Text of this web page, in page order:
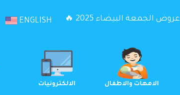
عروض الجمعة البيضاء 2025 🔥 ENGLISH
الامهات والاطفال الترفيه